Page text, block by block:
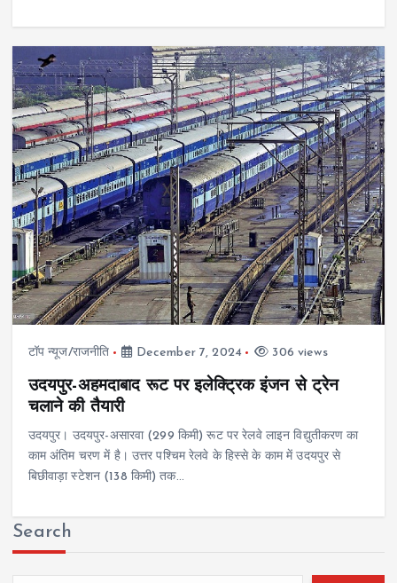
टॉप न्यूज/राजनीति December 7, 2024 306 views
उदयपुर-अहमदाबाद रूट पर इलेक्ट्रिक इंजन से ट्रेन
चलाने की तैयारी
उदयपुर। उदयपुर-असारवा (299 किमी) रूट पर रेलवे लाइन विद्युतीकरण का
काम अंतिम चरण में है। उत्तर पश्चिम रेलवे के हिस्से के काम में उदयपुर से
बिछीवाड़ा स्टेशन (138 किमी) तक…
Search